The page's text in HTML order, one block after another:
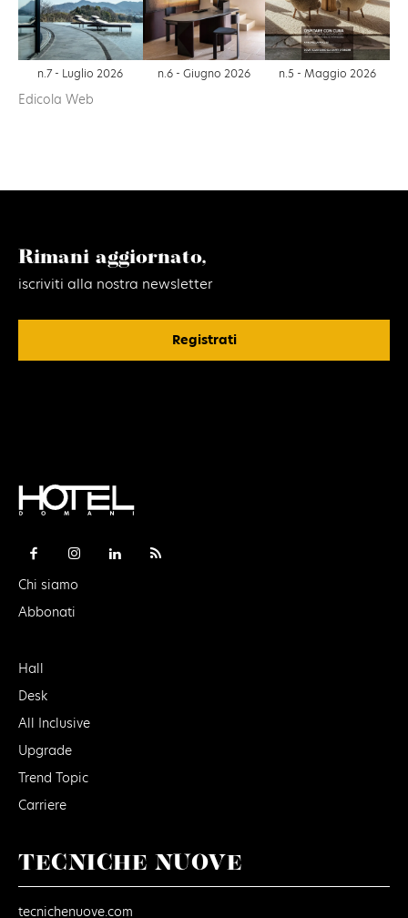
n.7 - Luglio 2026 n.6 - Giugno 2026 n.5 - Maggio 2026
Edicola Web
Rimani aggiornato,
iscriviti alla nostra newsletter
Registrati
Chi siamo
Abbonati
Hall
Desk
All Inclusive
Upgrade
Trend Topic
Carriere
TECNICHE NUOVE
tecnichenuove.com